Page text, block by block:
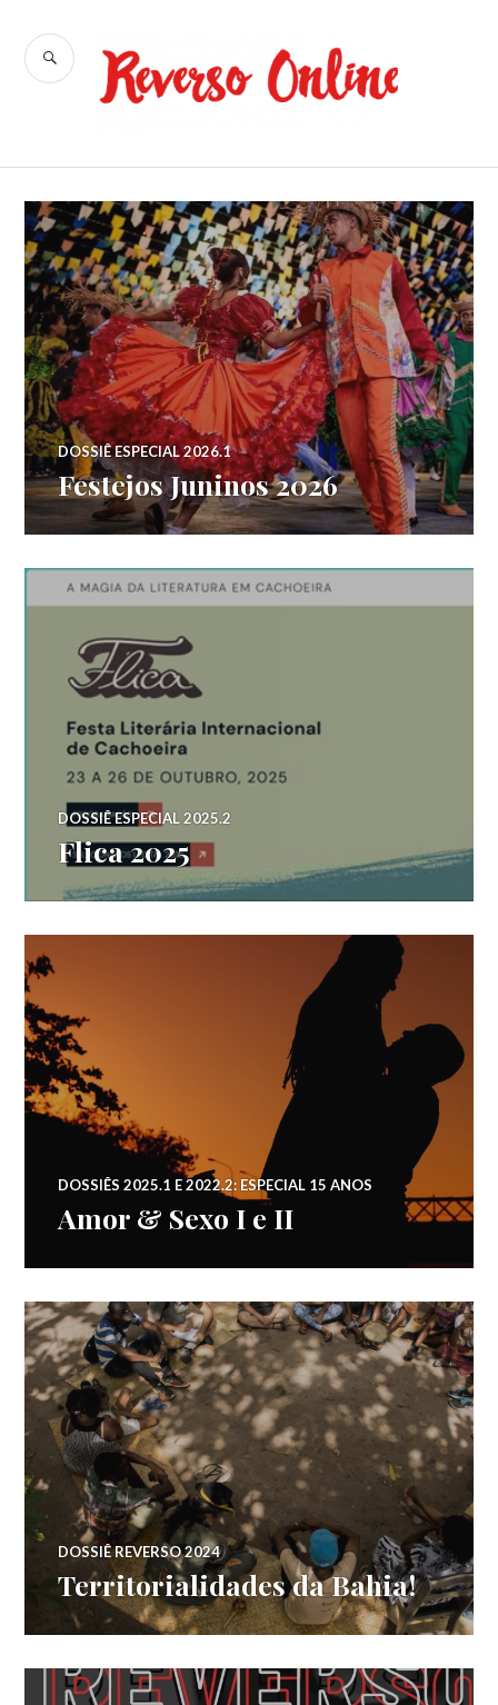
para
conteúdo
Reverso
BUSCA
DOSSIÊ ESPECIAL 2026.1
Festejos Juninos 2026
DOSSIÊ ESPECIAL 2025.2
Flica 2025
DOSSIÊS 2025.1 E 2022.2: ESPECIAL 15 ANOS
Amor & Sexo I e II
DOSSIÊ REVERSO 2024
Territorialidades da Bahia!